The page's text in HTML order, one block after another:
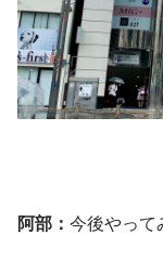
阿部： 今後やって